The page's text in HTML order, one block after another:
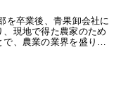
を卒業後、青果卸会社に
現地で得た農家のため
、農業の業界を盛り…